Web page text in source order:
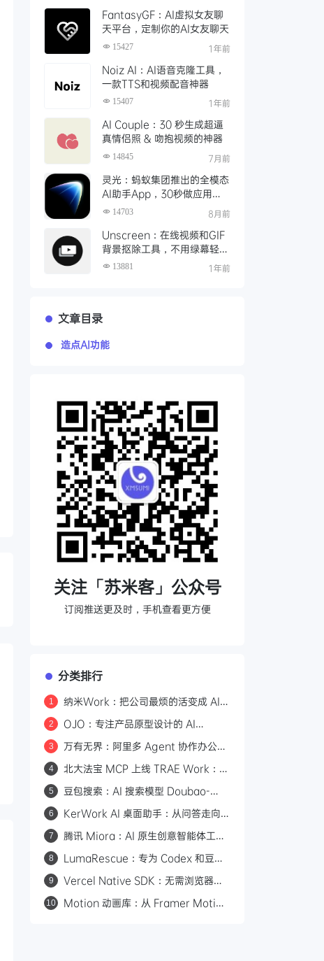
FantasyGF：AI虚拟女友聊
天平台，定制你的AI女友聊天
15427 1年前
Noiz AI：AI语音克隆工具，
一款TTS和视频配音神器
15407 1年前
AI Couple：30 秒生成超逼
真情侣照 & 吻抱视频的神器
14845 7月前
灵光：蚂蚁集团推出的全模态
AI助手App，30秒做应用、
实时写图文
14703 8月前
Unscreen：在线视频和GIF
背景抠除工具，不用绿幕轻松
完成视频抠像
13881 1年前
文章目录
造点AI功能
关注「苏米客」公众号
订阅推送更及时，手机查看更方便
分类排行
1
纳米Work：把公司最烦的活变成 AI
2
OJO：专注产品原型设计的 AI
3
万有无界：阿里多 Agent 协作办公平
4
北大法宝 MCP 上线 TRAE Work：
有权威依据
5
豆包搜索：AI 搜索模型 Doubao-
6
KerWork AI 桌面助手：从问答走向
7
腾讯 Miora：AI 原生创意智能体工作
视频/3D/UI
8
LumaRescue：专为 Codex 和豆包
9
Vercel Native SDK：无需浏览器的
100ms 启动
10
Motion 动画库：从 Framer Motion